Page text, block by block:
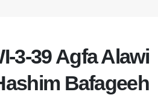
3-39 Agfa Alawi
Bafageeh...